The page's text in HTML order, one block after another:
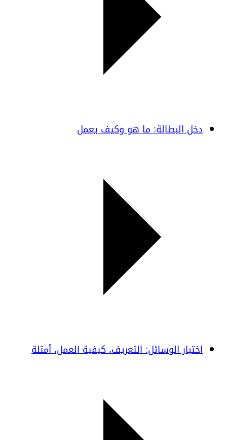
دخل البطالة: ما هو وكيف يعمل
اختبار الوسائل: التعريف، كيفية العمل، أمثلة